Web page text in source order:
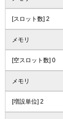
[スロット数] 2
メモリ
[空スロット数] 0
メモリ
[増設単位] 2